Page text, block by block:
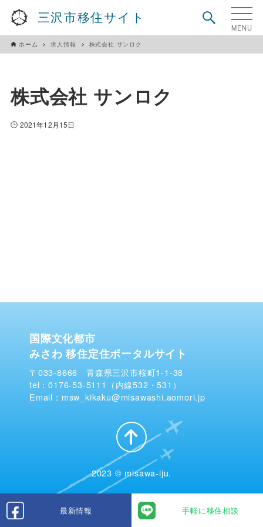
三沢市移住サイト
最新情報 手軽に移住相談
ホーム 求人情報 株式会社 サンロク
株式会社 サンロク
2021年12月15日
国際文化都市
みさわ 移住定住ポータルサイト
〒033-8666 青森県三沢市桜町1-1-38
tel：0176-53-5111（内線532・531）
Email：msw_kikaku@misawashi.aomori.jp
2023 © misawa-iju.